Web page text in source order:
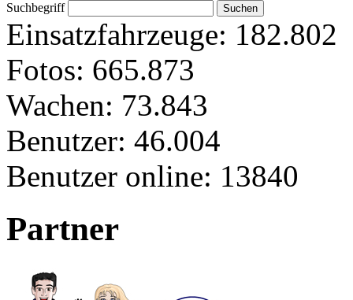
Suchbegriff
Einsatzfahrzeuge: 182.802
Fotos: 665.873
Wachen: 73.843
Benutzer: 46.004
Benutzer online: 13840
Partner